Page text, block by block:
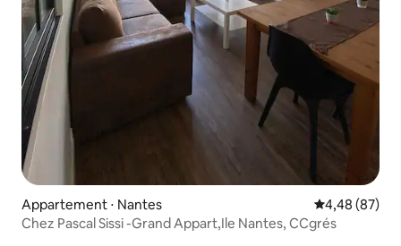
Appartement ⋅ Nantes Évaluation
4,48 (87)
Chez Pascal Sissi -Grand Appart,Ile Nantes, CCgrés